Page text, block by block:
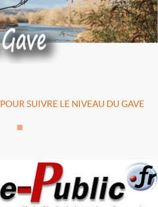
SUIVRE LE NIVEAU DU GAVE